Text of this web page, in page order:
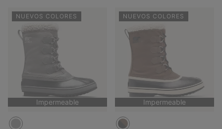
NUEVOS COLORES
Impermeable
NUEVOS COLORES
Impermeable